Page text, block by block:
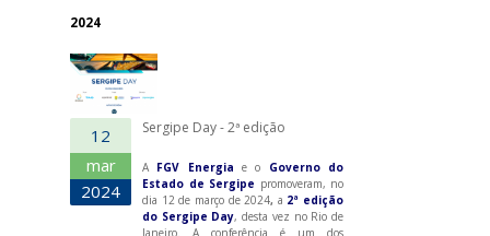
2024
12
mar
2024
Sergipe Day - 2ª edição
A FGV Energia e o
Governo do
Estado de Sergipe promoveram, no
dia 12 de março de 2024, a 2ª edição
do Sergipe Day, desta vez no Rio de
Janeiro. A conferência é um dos